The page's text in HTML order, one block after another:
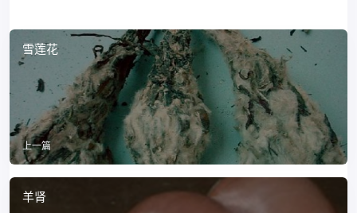
雪莲花
上一篇
羊肾